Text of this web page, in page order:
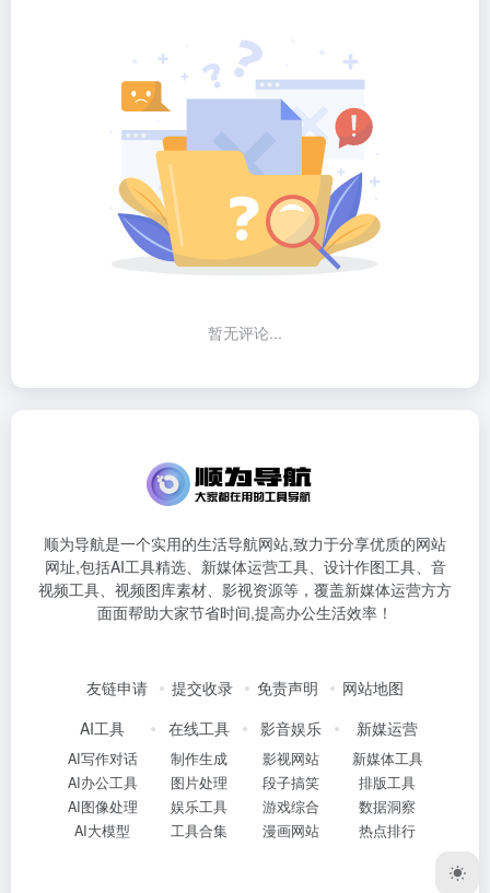
暂无评论...
顺为导航是一个实用的生活导航网站,致力于分享优质的网站
网址,包括AI工具精选、新媒体运营工具、设计作图工具、音
视频工具、视频图库素材、影视资源等，覆盖新媒体运营方方
面面帮助大家节省时间,提高办公生活效率！
友链申请 提交收录 免责声明
网站地图
AI工具
AI写作对话
AI办公工具
AI图像处理
AI大模型
在线工具
制作生成
图片处理
娱乐工具
工具合集
影音娱乐
影视网站
段子搞笑
游戏综合
漫画网站
新媒运营
新媒体工具
排版工具
数据洞察
热点排行